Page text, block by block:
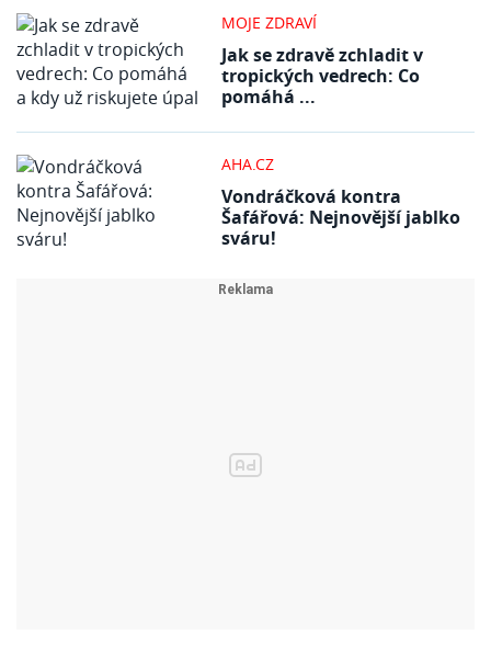
MOJE ZDRAVÍ
Jak se zdravě zchladit v
tropických vedrech: Co
pomáhá ...
AHA.CZ
Vondráčková kontra
Šafářová: Nejnovější jablko
sváru!